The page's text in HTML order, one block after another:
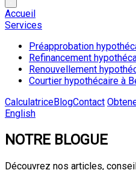
Accueil
Services
Préapprobation
Refinancement
Renouvellement
Courtier hypothécaire à
CalculatriceBlogContact
English
NOTRE BLOGUE
Découvrez nos articles,